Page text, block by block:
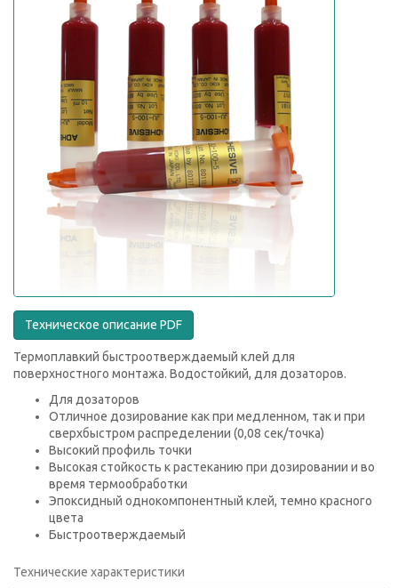
Техническое описание PDF
Термоплавкий быстроотверждаемый клей для
поверхностного монтажа. Водостойкий, для дозаторов.
Для дозаторов
Отличное дозирование как при медленном, так и при
сверхбыстром распределении (0,08 сек/точка)
Высокий профиль точки
Высокая стойкость к растеканию при дозировании и во
время термообработки
Эпоксидный однокомпонентный клей, темно красного
цвета
Быстроотверждаемый
Технические характеристики